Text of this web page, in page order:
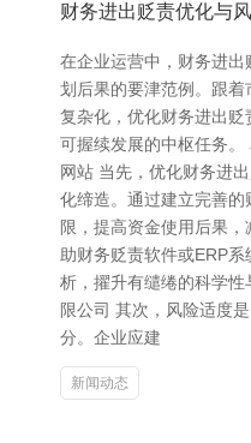
财务进出贬责优化与
在企业运营中，财务进
划后果的要津范例。跟
复杂化，优化财务进出
可握续发展的中枢任务
网站 当先，优化财务进
化缔造。通过建立完善
限，提高资金使用后果
助财务贬责软件或ERP
析，擢升有缱绻的科学
限公司 其次，风险适度
分。企业应建
新闻动态